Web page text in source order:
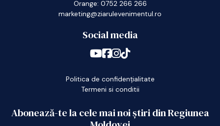
Orange: 0752 266 266
marketing@ziarulevenimentul.ro
Social media
Politica de confidențialitate
Termeni si conditii
Abonează-te la cele mai noi știri din Regiunea